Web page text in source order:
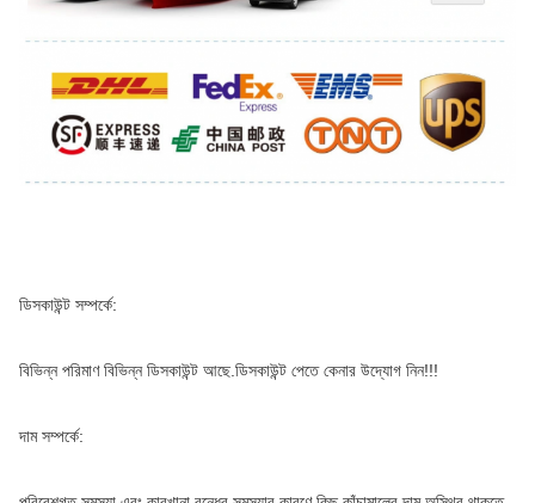
ডিসকাউন্ট সম্পর্কে:
বিভিন্ন পরিমাণ বিভিন্ন ডিসকাউন্ট আছে.ডিসকাউন্ট পেতে কেনার উদ্যোগ নিন!!!
দাম সম্পর্কে: